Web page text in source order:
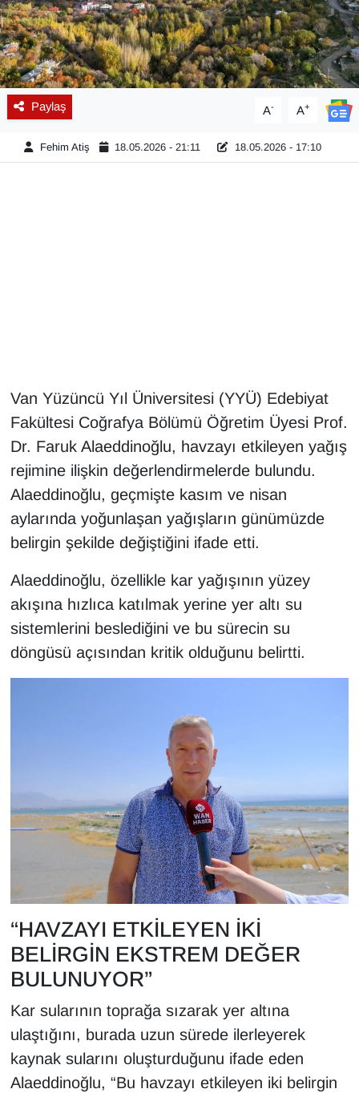
Paylaş A- A+
Fehim Atiş 18.05.2026 - 21:11 18.05.2026 - 17:10
Van Yüzüncü Yıl Üniversitesi (YYÜ) Edebiyat
Fakültesi Coğrafya Bölümü Öğretim Üyesi Prof.
Dr. Faruk Alaeddinoğlu, havzayı etkileyen yağış
rejimine ilişkin değerlendirmelerde bulundu.
Alaeddinoğlu, geçmişte kasım ve nisan
aylarında yoğunlaşan yağışların günümüzde
belirgin şekilde değiştiğini ifade etti.
Alaeddinoğlu, özellikle kar yağışının yüzey
akışına hızlıca katılmak yerine yer altı su
sistemlerini beslediğini ve bu sürecin su
döngüsü açısından kritik olduğunu belirtti.
“HAVZAYI ETKİLEYEN İKİ
BELİRGİN EKSTREM DEĞER
BULUNUYOR”
Kar sularının toprağa sızarak yer altına
ulaştığını, burada uzun sürede ilerleyerek
kaynak sularını oluşturduğunu ifade eden
Alaeddinoğlu, “Bu havzayı etkileyen iki belirgin
Eleman
Emlak
En çok konuşulanlar
Kamu Alımları
Kim Kimdir?
Kültür & Sanat
KURDÎ
MAGAZİN
MEDYA
SAĞLIK
SİYASET
TEBRİK
TEKNOLOJİ